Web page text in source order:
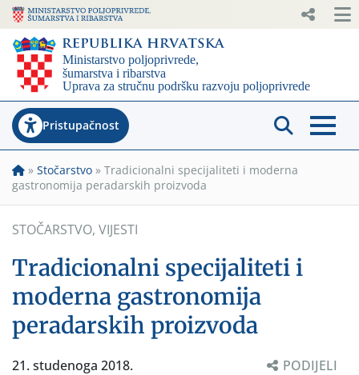
Pristupačnost
» Stočarstvo » Tradicionalni specijaliteti i moderna
gastronomija peradarskih proizvoda
STOČARSTVO, VIJESTI
Tradicionalni specijaliteti i
moderna gastronomija
peradarskih proizvoda
21. studenoga 2018. PODIJELI